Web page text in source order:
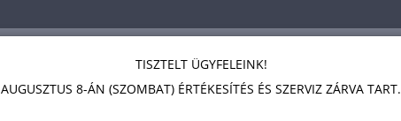
HASZNÁLT AUTÓK AJÁNLATOK
TISZTELT ÜGYFELEINK!
AUGUSZTUS 8-ÁN (SZOMBAT) ÉRTÉKESÍTÉS ÉS SZERVIZ ZÁRVA TART.